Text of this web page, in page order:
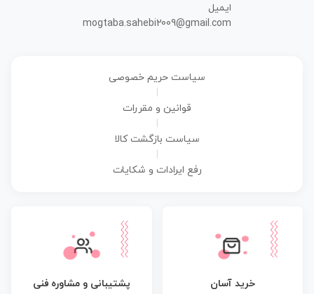
ایمیل
mogtaba.sahebi2009@gmail.com
سیاست حریم خصوصی
قوانین و مقررات
سیاست بازگشت کالا
رفع ایرادات و شکایات
خرید آسان پشتیبانی و مشاوره فنی